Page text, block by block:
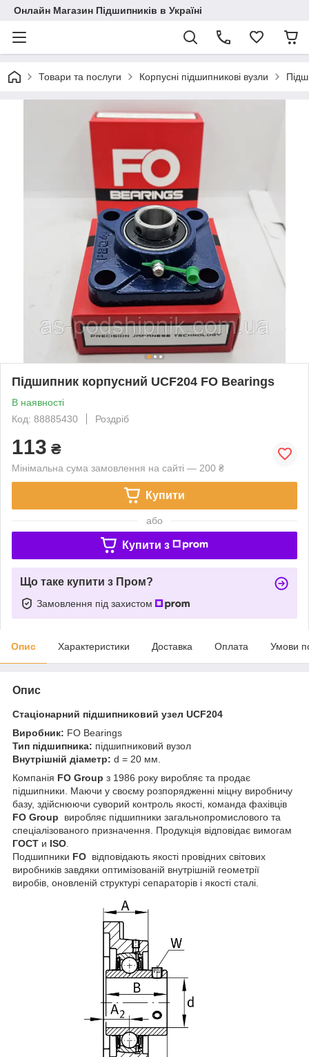
Онлайн Магазин Підшипників в Україні
Товари та послуги Корпусні підшипникові вузли
Підшипник корпусний UCF204 FO Bearings
В наявності
Код: 88885430
Роздріб
113 ₴
Мінімальна сума замовлення на сайті — 200 ₴
Купити
або
Купити з
Що таке купити з Пром?
Замовлення під захистом
Опис Характеристики Доставка Оплата Умови
Опис
Стаціонарний підшипниковий узел UCF204
Виробник: FO Bearings
Тип підшипника: підшипниковий вузол
Внутрішній діаметр: d = 20 мм.
Компанія FO Group з 1986 року виробляє та продає
підшипники. Маючи у своєму розпорядженні міцну виробничу
базу, здійснюючи суворий контроль якості, команда фахівців
FO Group виробляє підшипники загальнопромислового та
спеціалізованого призначення. Продукція відповідає вимогам
ГОСТ и ISO
Подшипники FO відповідають якості провідних світових
виробників завдяки оптимізованій внутрішній геометрії
виробів, оновленій структурі сепараторів і якості сталі.